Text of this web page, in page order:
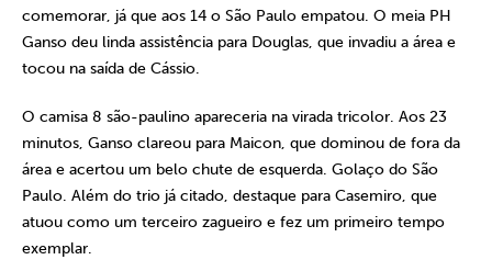
comemorar, já que aos 14 o São Paulo empatou. O meia PH
Ganso deu linda assistência para Douglas, que invadiu a área e
tocou na saída de Cássio.
O camisa 8 são-paulino apareceria na virada tricolor. Aos 23
minutos, Ganso clareou para Maicon, que dominou de fora da
área e acertou um belo chute de esquerda. Golaço do São
Paulo. Além do trio já citado, destaque para Casemiro, que
atuou como um terceiro zagueiro e fez um primeiro tempo
exemplar.